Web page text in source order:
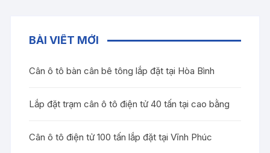
BÀI VIẾT MỚI
Cân ô tô bàn cân bê tông lắp đặt tại Hòa Bình
Lắp đặt trạm cân ô tô điện tử 40 tấn tại cao bằng
Cân ô tô điện tử 100 tấn lắp đặt tại Vĩnh Phúc